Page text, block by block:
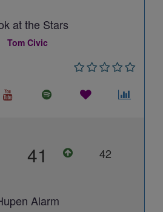
at the Stars
Tom Civic
41 42
Alarm